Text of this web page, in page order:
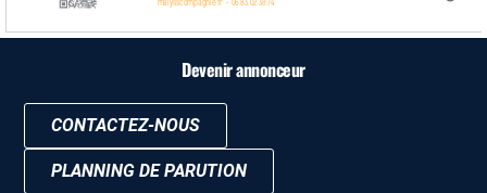
Devenir annonceur
CONTACTEZ-NOUS
PLANNING DE PARUTION